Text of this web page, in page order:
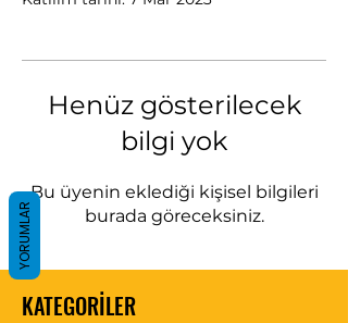
Henüz gösterilecek
bilgi yok
Bu üyenin eklediği kişisel bilgileri
burada göreceksiniz.
KATEGORİLER
YORUMLAR